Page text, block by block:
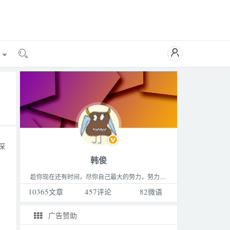
 
韩俊
趁你现在还有时间，尽你自己最大的努力，努力做成你最想做的那件事，成为你最想成为的那种人，过着你最想过的那种生活。这个世界永远比你想的要更精彩，不要败给生活。
10365文章 457评论 82微语
广告赞助